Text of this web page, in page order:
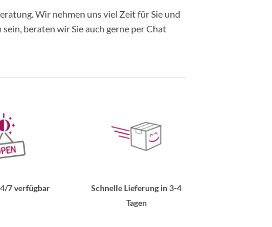
Wir nehmen uns viel Zeit für Sie und
beraten wir Sie auch gerne per Chat
7 verfügbar
Schnelle Lieferung in 3-4
Tagen